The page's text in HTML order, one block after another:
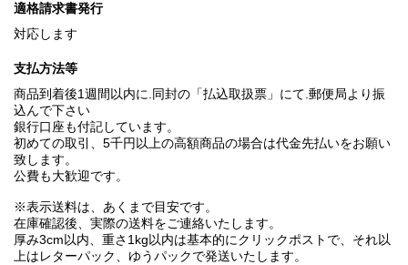
適格請求書発行
対応します
支払方法等
商品到着後1週間以内に.同封の「払込取扱票」にて.郵便局より振
込んで下さい
銀行口座も付記しています。
初めての取引、5千円以上の高額商品の場合は代金先払いをお願い
致します。
公費も大歓迎です。
※表示送料は、あくまで目安です。
在庫確認後、実際の送料をご連絡いたします。
厚み3cm以内、重さ1kg以内は基本的にクリックポストで、それ以
上はレターパック、ゆうパックで発送いたします。